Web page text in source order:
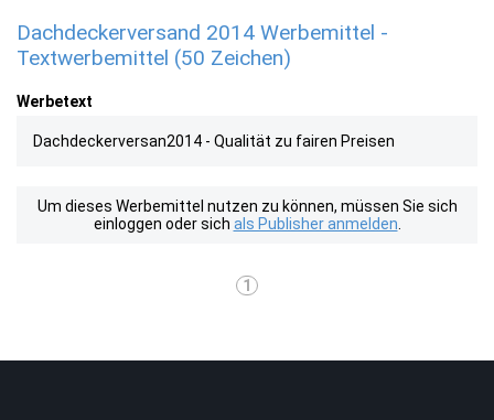
Dachdeckerversand 2014 Werbemittel -
Textwerbemittel (50 Zeichen)
Werbetext
Dachdeckerversan2014 - Qualität zu fairen Preisen
Um dieses Werbemittel nutzen zu können, müssen Sie sich
einloggen oder sich als Publisher anmelden
1